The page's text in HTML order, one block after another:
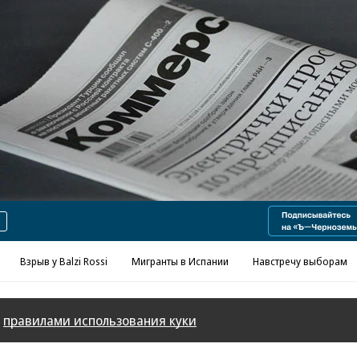
Реклама в «Ъ» www.kommersant.ru/ad
Взрыв у Balzi Rossi Мигранты в Испании Навстречу выборам
правилами использования куки